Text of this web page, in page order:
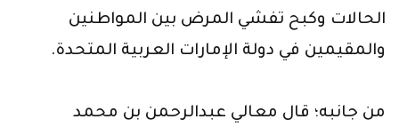
الحالات وكبح تفشي المرض بين المواطنين
والمقيمين في دولة الإمارات العربية المتحدة.
من جانبه؛ قال معالي عبدالرحمن بن محمد